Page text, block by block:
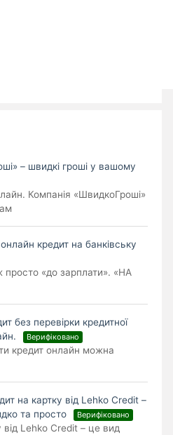
– швидкі гроші у вашому
Компанія «ШвидкоГроші»
кредит на банківську
просто «до зарплати». «НА
без перевірки кредитної
Верифіковано
кредит онлайн можна
на картку від Lehko Сredit –
та просто
Верифіковано
від Lehko Credit – це вид